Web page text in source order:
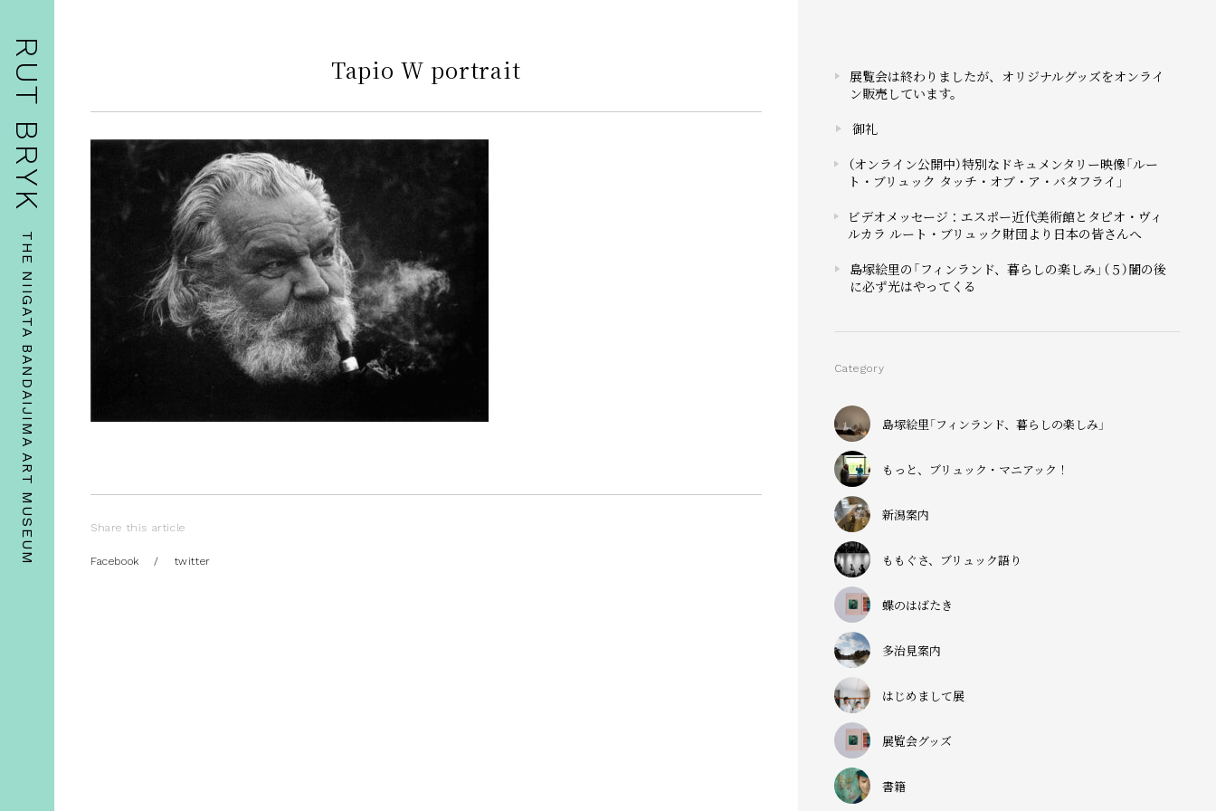
RUT BRYK
THE NIIGATA BANDAIJIMA ART MUSEUM
Tapio W portrait
Share this article
Facebook / twitter
展覧会は終わりましたが、オリジナルグッズをオンライ
ン販売しています。
御礼
（オンライン公開中）特別なドキュメンタリー映像「ルー
ト・ブリュック タッチ・オブ・ア・バタフライ」
ビデオメッセージ：エスポー近代美術館とタピオ・ヴィ
ルカラ ルート・ブリュック財団より日本の皆さんへ
島塚絵里の「フィンランド、暮らしの楽しみ」（５）闇の後
に必ず光はやってくる
Category
島塚絵里「フィンランド、暮らしの楽しみ」
もっと、ブリュック・マニアック！
新潟案内
ももぐさ、ブリュック語り
蝶のはばたき
多治見案内
はじめまして展
展覧会グッズ
書籍